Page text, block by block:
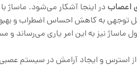
اعصاب در اینجا آشکار می‌شود. ماساژ
توجهی به کاهش احساس اضطراب و
نیز به این امر یاری می‌رساند و
و ایجاد آرامش در سیستم عصبی،